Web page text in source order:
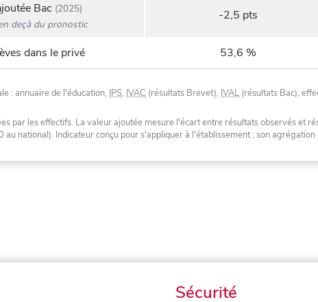
Bac (2025)
deçà du pronostic
-2,5 pts
dans le privé 53,6 %
: annuaire de l'éducation, IPS, IVAC (résultats Brevet), IVAL (résultats Bac),
par les effectifs. La valeur ajoutée mesure l'écart entre résultats observés et
au national). Indicateur conçu pour s'appliquer à l'établissement ; son
Sécurité